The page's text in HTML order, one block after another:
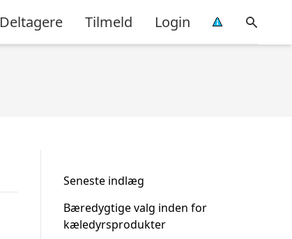
Deltagere Tilmeld Login
Seneste indlæg
Bæredygtige valg inden for
kæledyrsprodukter